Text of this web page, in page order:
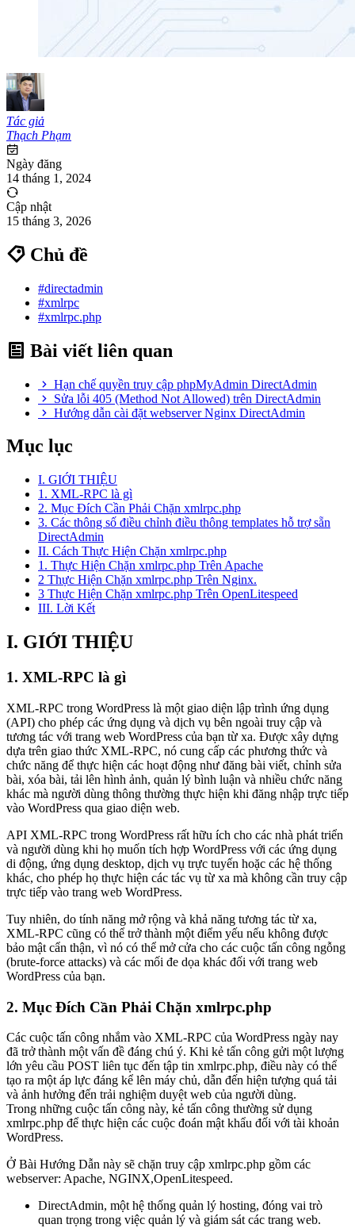
Tác giả
Thạch Phạm
Ngày đăng
14 tháng 1, 2024
Cập nhật
15 tháng 3, 2026
Chủ đề
#directadmin
#xmlrpc
#xmlrpc.php
Bài viết liên quan
Hạn chế quyền truy cập phpMyAdmin DirectAdmin
Sửa lỗi 405 (Method Not Allowed) trên DirectAdmin
Hướng dẫn cài đặt webserver Nginx DirectAdmin
Mục lục
I. GIỚI THIỆU
1. XML-RPC là gì
2. Mục Đích Cần Phải Chặn xmlrpc.php
3. Các thông số điều chỉnh điều thông templates hỗ trợ sẵn
DirectAdmin
II. Cách Thực Hiện Chặn xmlrpc.php
1. Thực Hiện Chặn xmlrpc.php Trên Apache
2 Thực Hiện Chặn xmlrpc.php Trên Nginx.
3 Thực Hiện Chặn xmlrpc.php Trên OpenLitespeed
III. Lời Kết
I. GIỚI THIỆU
1. XML-RPC là gì
XML-RPC trong WordPress là một giao diện lập trình ứng dụng
(API) cho phép các ứng dụng và dịch vụ bên ngoài truy cập và
tương tác với trang web WordPress của bạn từ xa. Được xây dựng
dựa trên giao thức XML-RPC, nó cung cấp các phương thức và
chức năng để thực hiện các hoạt động như đăng bài viết, chỉnh sửa
bài, xóa bài, tải lên hình ảnh, quản lý bình luận và nhiều chức năng
khác mà người dùng thông thường thực hiện khi đăng nhập trực tiếp
vào WordPress qua giao diện web.
API XML-RPC trong WordPress rất hữu ích cho các nhà phát triển
và người dùng khi họ muốn tích hợp WordPress với các ứng dụng
di động, ứng dụng desktop, dịch vụ trực tuyến hoặc các hệ thống
khác, cho phép họ thực hiện các tác vụ từ xa mà không cần truy cập
trực tiếp vào trang web WordPress.
Tuy nhiên, do tính năng mở rộng và khả năng tương tác từ xa,
XML-RPC cũng có thể trở thành một điểm yếu nếu không được
bảo mật cẩn thận, vì nó có thể mở cửa cho các cuộc tấn công ngỗng
(brute-force attacks) và các mối đe dọa khác đối với trang web
WordPress của bạn.
2. Mục Đích Cần Phải Chặn xmlrpc.php
Các cuộc tấn công nhắm vào XML-RPC của WordPress ngày nay
đã trở thành một vấn đề đáng chú ý. Khi kẻ tấn công gửi một lượng
lớn yêu cầu POST liên tục đến tập tin xmlrpc.php, điều này có thể
tạo ra một áp lực đáng kể lên máy chủ, dẫn đến hiện tượng quá tải
và ảnh hưởng đến trải nghiệm duyệt web của người dùng.
Trong những cuộc tấn công này, kẻ tấn công thường sử dụng
xmlrpc.php để thực hiện các cuộc đoán mật khẩu đối với tài khoản
WordPress.
Ở Bài Hướng Dẫn này sẽ chặn truy cập xmlrpc.php gồm các
webserver: Apache, NGINX,OpenLitespeed.
DirectAdmin, một hệ thống quản lý hosting, đóng vai trò
quan trọng trong việc quản lý và giám sát các trang web.